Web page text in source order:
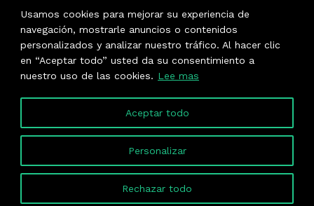
Usamos cookies para mejorar su experiencia de
navegación, mostrarle anuncios o contenidos
personalizados y analizar nuestro tráfico. Al hacer clic
en “Aceptar todo” usted da su consentimiento a
nuestro uso de las cookies. Lee mas
Personalizar
Rechazar todo
Aceptar todo
¡Hazte socio/a!
Formamos parte de